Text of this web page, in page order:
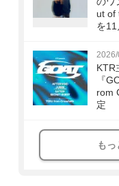
ut of
を
KTR
『
rom
定
もっ